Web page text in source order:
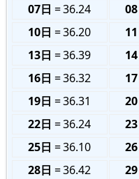
07日
36.24
10日
36.20
13日
36.39
16日
36.32
19日
36.31
22日
36.24
25日
36.10
28日
36.42